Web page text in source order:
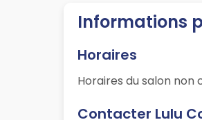
Informations
Horaires
Horaires du salon non
Contacter Lulu